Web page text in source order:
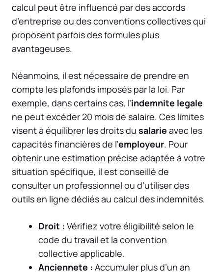
calcul peut être influencé par des accords
d’entreprise ou des conventions collectives qui
proposent parfois des formules plus
avantageuses.
Néanmoins, il est nécessaire de prendre en
compte les plafonds imposés par la loi. Par
exemple, dans certains cas, l’indemnite legale
ne peut excéder 20 mois de salaire. Ces limites
visent à équilibrer les droits du salarie avec les
capacités financières de l’employeur. Pour
obtenir une estimation précise adaptée à votre
situation spécifique, il est conseillé de
consulter un professionnel ou d’utiliser des
outils en ligne dédiés au calcul des indemnités.
Droit : Vérifiez votre éligibilité selon le
code du travail et la convention
collective applicable.
Anciennete : Accumuler plus d’un an